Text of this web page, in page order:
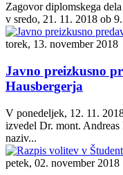
Zagovor diplomskega
v sredo, 21. 11. 2018 ob
torek, 13. november 2018
Javno preizkusno
Hausbergerja
V ponedeljek, 12. 11.
izvedel Dr. mont.
naziv...
petek, 02. november 2018